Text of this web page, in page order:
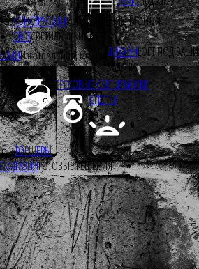
КОНСТРУКЦИИИЗГОТОВЛЕНИЕ, МОНТАЖ
Изготовление, монтаж
СВЕТСВЕТИЛЬНИКИ LOFT
ТРЕКОВЫЕ СВЕТИЛЬНИКИ
СПОТЫ
ТОРШЕРЫ
ДИЗАЙНLOFT ПОД ВАШИ
ЗАДАЧИ
МАГАЗИНГОТОВЫЕ РЕШЕНИЯ